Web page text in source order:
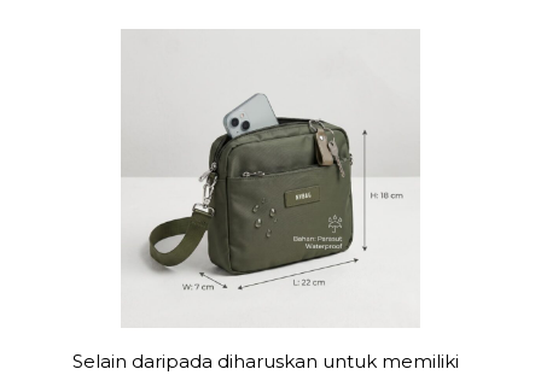
Selain daripada diharuskan untuk memiliki